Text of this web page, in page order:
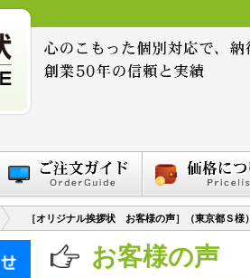
［オリジナル挨拶状 お客様の声］（東京都Ｓ様）
お客様の声